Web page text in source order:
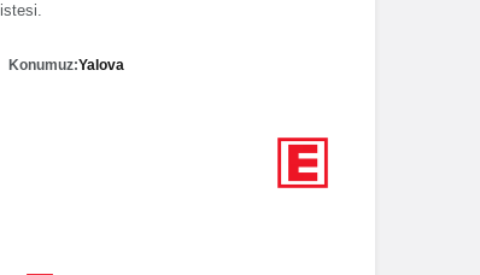
listesi.
Konumuz:Yalova